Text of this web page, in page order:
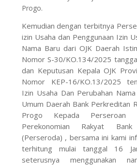
Progo.
Kemudian dengan terbitnya
izin Usaha dan Penggunaan Izin
Nama Baru dari OJK Daerah
Nomor S-30/KO.134/2025
dan Keputusan Kepala OJK
Nomor KEP-16/KO.13/2025
Izin Usaha Dan Perubahan
Umum Daerah Bank Perkreditan
Progo Kepada Perseroan
Perekonomian Rakyat
(Perseroda) , bersama ini kami
terhitung mulai tanggal 16
seterusnya menggunakan